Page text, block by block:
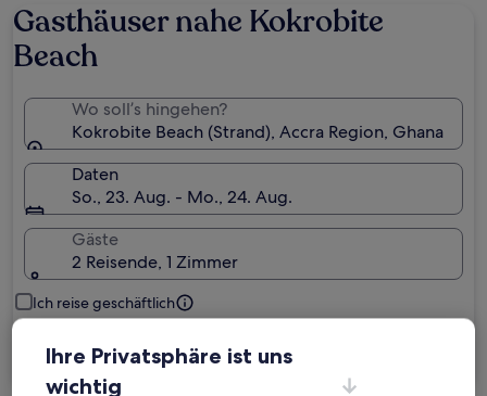
Gasthäuser nahe Kokrobite
Beach
Wo soll’s hingehen?
Kokrobite Beach (Strand), Accra Region, Ghana
Daten
So., 23. Aug. - Mo., 24. Aug.
Gäste
2 Reisende, 1 Zimmer
Ich reise geschäftlich
Suchen
Ihre Privatsphäre ist uns
wichtig